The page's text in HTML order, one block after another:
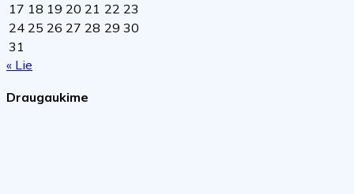
17 18 19 20 21 22 23
24 25 26 27 28 29 30
31
« Lie
Draugaukime